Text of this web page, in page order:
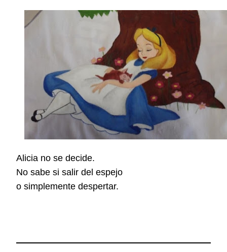
Alicia no se decide.
No sabe si salir del espejo
o simplemente despertar.